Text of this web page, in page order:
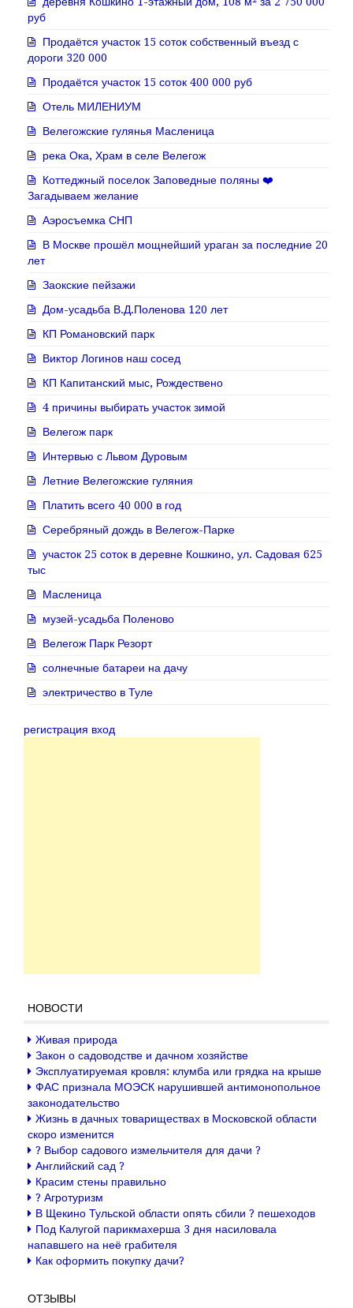
руб
Продаётся участок 15 соток собственный въезд с
дороги 320 000
Продаётся участок 15 соток 400 000 руб
Отель МИЛЕНИУМ
Велегожские гулянья Масленица
река Ока, Храм в селе Велегож
Коттеджный поселок Заповедные поляны ❤️
Загадываем желание
Аэросъемка СНП
В Москве прошёл мощнейший ураган за последние 20
лет
Заокские пейзажи
Дом-усадьба В.Д.Поленова 120 лет
КП Романовский парк
Виктор Логинов наш сосед
КП Капитанский мыс, Рождествено
4 причины выбирать участок зимой
Велегож парк
Интервью с Львом Дуровым
Летние Велегожские гуляния
Платить всего 40 000 в год
Серебряный дождь в Велегож-Парке
участок 25 соток в деревне Кошкино, ул. Садовая 625
тыс
Масленица
музей-усадьба Поленово
Велегож Парк Резорт
солнечные батареи на дачу
электричество в Туле
регистрация вход
НОВОСТИ
Живая природа
Закон о садоводстве и дачном хозяйстве
Эксплуатируемая кровля: клумба или грядка на крыше
ФАС признала МОЭСК нарушившей антимонопольное
законодательство
Жизнь в дачных товариществах в Московской области
скоро изменится
? Выбор садового измельчителя для дачи ?
Английский сад ?
Красим стены правильно
? Агротуризм
В Щекино Тульской области опять сбили ? пешеходов
Под Калугой парикмахерша 3 дня насиловала
напавшего на неё грабителя
Как оформить покупку дачи?
ОТЗЫВЫ